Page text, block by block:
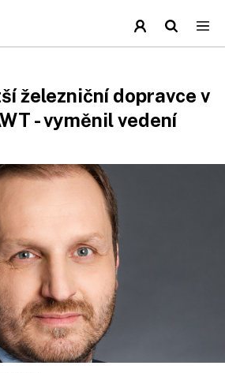
železniční dopravce v
- vyměnil vedení